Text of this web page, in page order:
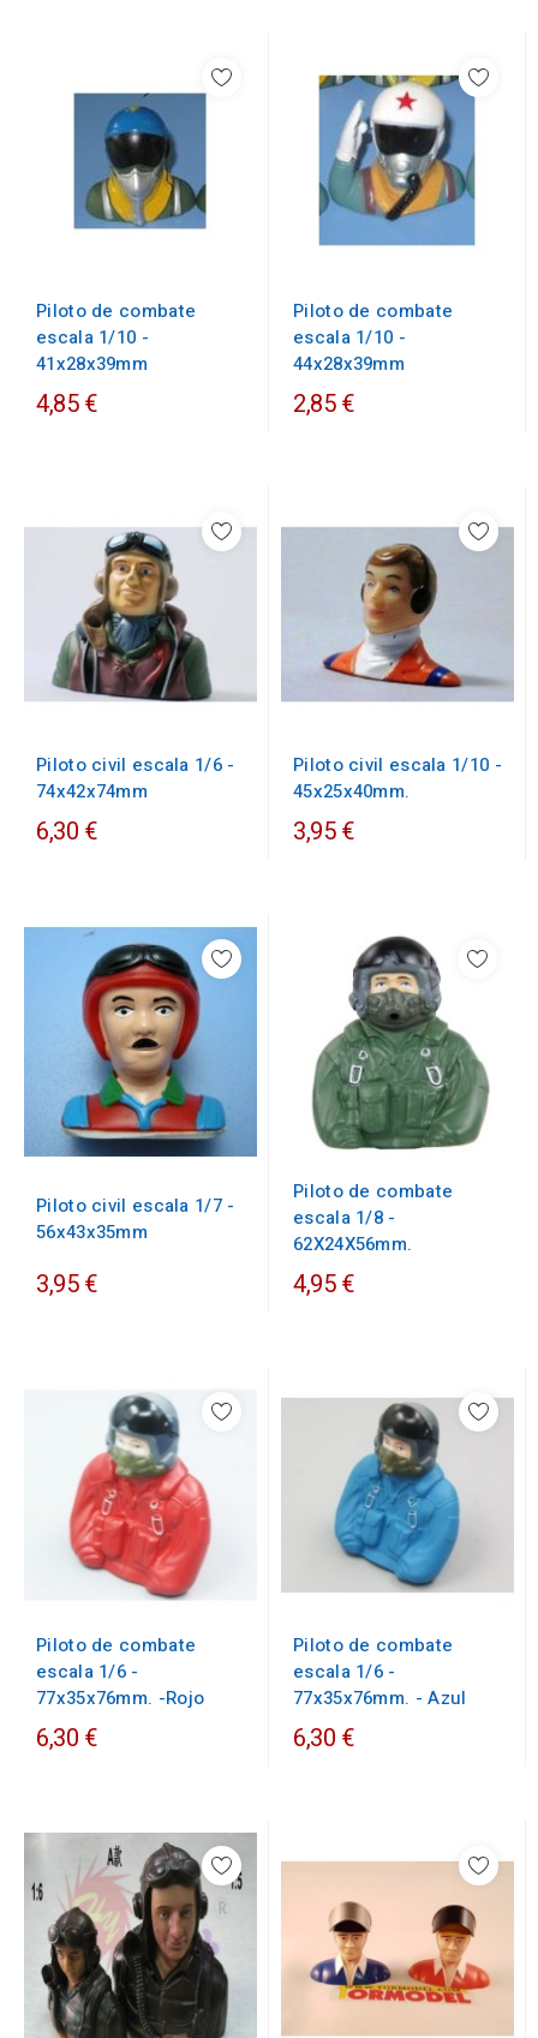
Piloto de combate
escala 1/10 -
41x28x39mm
4,85 €
Piloto de combate
escala 1/10 -
44x28x39mm
2,85 €
Piloto civil escala 1/6 -
74x42x74mm
6,30 €
Piloto civil escala 1/10 -
45x25x40mm.
3,95 €
Piloto civil escala 1/7 -
56x43x35mm
3,95 €
Piloto de combate
escala 1/8 -
62X24X56mm.
4,95 €
Piloto de combate
escala 1/6 -
77x35x76mm. -Rojo
6,30 €
Piloto de combate
escala 1/6 -
77x35x76mm. - Azul
6,30 €